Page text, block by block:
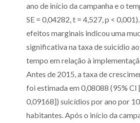
ano de início da campanha e o
SE = 0,04282, t = 4,527, p <
efeitos marginais indicou uma
significativa na taxa de suicídio
tempo em relação à
Antes de 2015, a taxa de
foi estimada em 0,08088 (95% CI
0,09168]) suicídios por ano por
habitantes. Após o início da